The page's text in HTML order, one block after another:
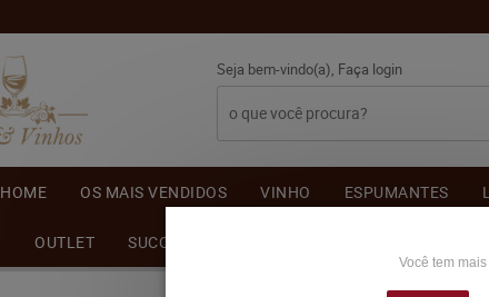
Seja bem-vindo(a), Faça login
HOME OS MAIS VENDIDOS VINHO ESPUMANTES
OUTLET SUCO DE UVA
Você tem